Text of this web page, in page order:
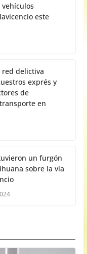
vehículos
este
red delictiva
exprés y
de
en
un furgón
sobre la vía